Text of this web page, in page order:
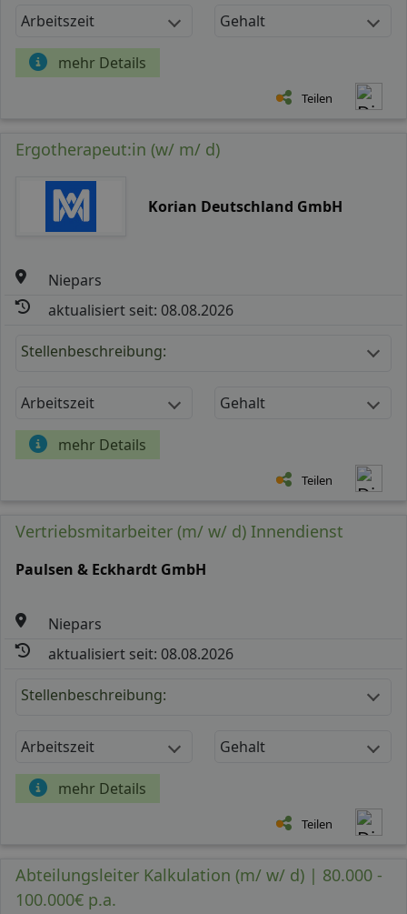
Arbeitszeit Gehalt
mehr Details
Teilen
Ergotherapeut:in (w/ m/ d)
Korian Deutschland GmbH
Niepars
aktualisiert seit: 08.08.2026
Stellenbeschreibung:
Arbeitszeit Gehalt
mehr Details
Teilen
Vertriebsmitarbeiter (m/ w/ d) Innendienst
Paulsen & Eckhardt GmbH
Niepars
aktualisiert seit: 08.08.2026
Stellenbeschreibung:
Arbeitszeit Gehalt
mehr Details
Teilen
Abteilungsleiter Kalkulation (m/ w/ d) | 80.000 -
100.000€ p.a.